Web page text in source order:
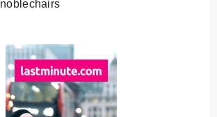
noblechairs